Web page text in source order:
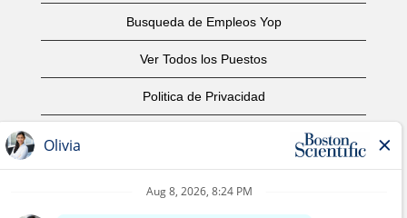
Busqueda de Empleos Yop
Ver Todos los Puestos
Politica de Privacidad
Aviso de Derechos de Autor